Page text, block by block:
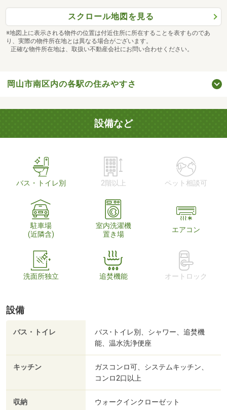
スクロール地図を見る
※地図上に表示される物件の位置は付近住所に所在することを表すものであ
り、実際の物件所在地とは異なる場合がございます。
正確な物件所在地は、取扱い不動産会社にお問い合わせください。
岡山市南区内の各駅の住みやすさ
設備など
バス・トイレ別 2階以上 ペット相談可
駐車場
(近隣含)
室内洗濯機
置き場
エアコン
洗面所独立 追焚機能 オートロック
設備
バス・トイレ
バス･トイレ別、シャワー、追焚機
能、温水洗浄便座
キッチン
ガスコンロ可、システムキッチン、
コンロ2口以上
収納 ウォークインクローゼット